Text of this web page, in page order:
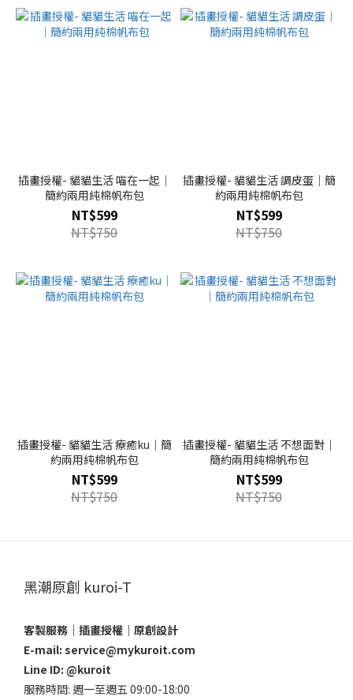
插畫授權- 貓貓生活 喵在一起｜
簡約兩用純棉帆布包
NT$599
NT$750
插畫授權- 貓貓生活 調皮蛋｜簡
約兩用純棉帆布包
NT$599
NT$750
插畫授權- 貓貓生活 療癒ku｜簡
約兩用純棉帆布包
NT$599
NT$750
插畫授權- 貓貓生活 不想面對｜
簡約兩用純棉帆布包
NT$599
NT$750
黑潮原創 kuroi-T
客製服務｜插畫授權｜原創設計
E-mail: service@mykuroit.com
Line ID: @kuroit
服務時間: 週一至週五 09:00-18:00